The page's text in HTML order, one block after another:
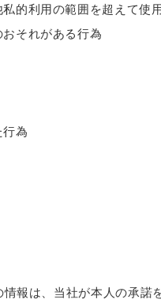
的利用の範囲を超えて使
それがある行為
為
報は、当社が本人の承諾